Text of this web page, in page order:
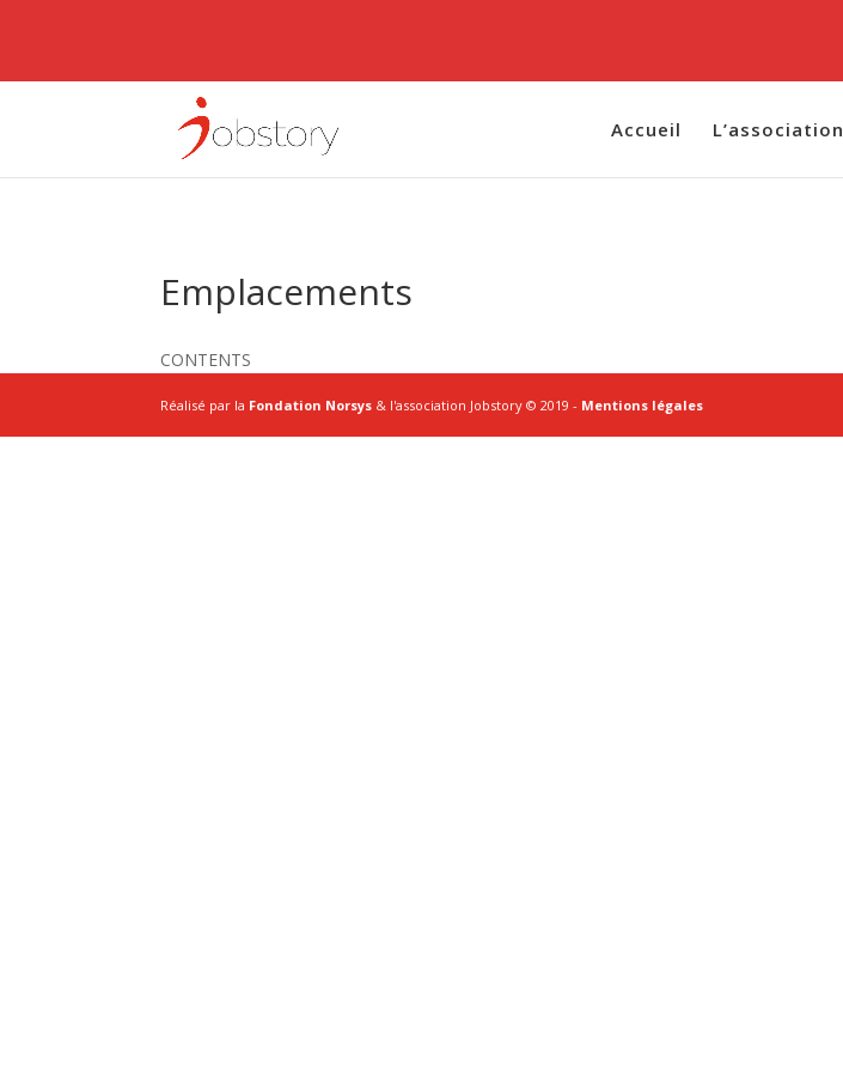
Accueil L’association
Emplacements
CONTENTS
Réalisé par la Fondation Norsys & l'association Jobstory © 2019 - Mentions légales